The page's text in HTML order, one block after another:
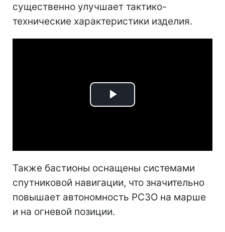
существенно улучшает тактико-
технические характеристики изделия.
Play
Также бастионы оснащены системами
спутниковой навигации, что значительно
повышает автономность РСЗО на марше
и на огневой позиции.